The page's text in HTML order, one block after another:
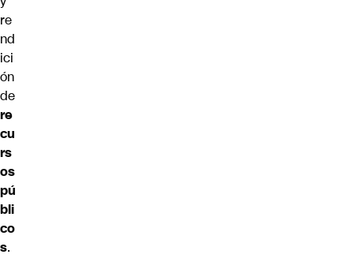
re
nd
ici
ón
de
re
cu
rs
os
pú
bli
co
s.